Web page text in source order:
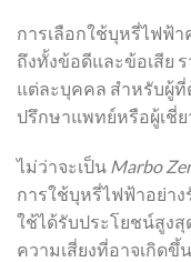
การเลือกใช้บุหรี่ไฟฟ้
ถึงทั้งข้อดีและข้อเสีย
แต่ละบุคคล สำหรับผู้ที่
ปรึกษาแพทย์หรือผู้เชี่
ไม่ว่าจะเป็น Marbo
การใช้บุหรี่ไฟฟ้าอย่า
ใช้ได้รับประโยชน์สูง
ความเสี่ยงที่อาจเกิดขึ้